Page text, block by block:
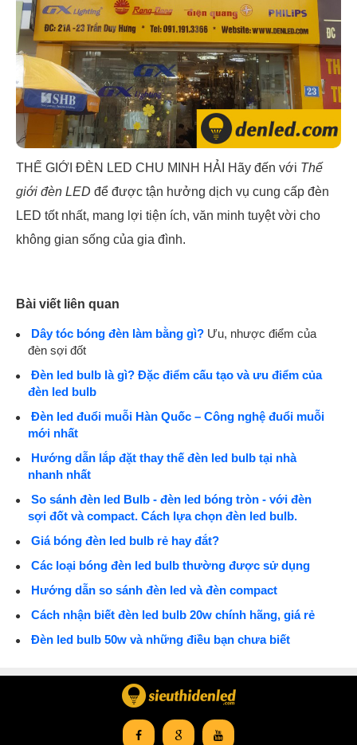
THẾ GIỚI ĐÈN LED CHU MINH HẢI Hãy đến với Thế
giới đèn LED để được tận hưởng dịch vụ cung cấp đèn
LED tốt nhất, mang lợi tiện ích, văn minh tuyệt vời cho
không gian sống của gia đình.
Bài viết liên quan
Dây tóc bóng đèn làm bằng gì? Ưu, nhược điểm của
đèn sợi đốt
Đèn led bulb là gì? Đặc điểm cấu tạo và ưu điểm của
đèn led bulb
Đèn led đuổi muỗi Hàn Quốc – Công nghệ đuổi muỗi
mới nhất
Hướng dẫn lắp đặt thay thế đèn led bulb tại nhà
nhanh nhất
So sánh đèn led Bulb - đèn led bóng tròn - với đèn
sợi đốt và compact. Cách lựa chọn đèn led bulb.
Giá bóng đèn led bulb rẻ hay đắt?
Các loại bóng đèn led bulb thường được sử dụng
Hướng dẫn so sánh đèn led và đèn compact
Cách nhận biết đèn led bulb 20w chính hãng, giá rẻ
Đèn led bulb 50w và những điều bạn chưa biết